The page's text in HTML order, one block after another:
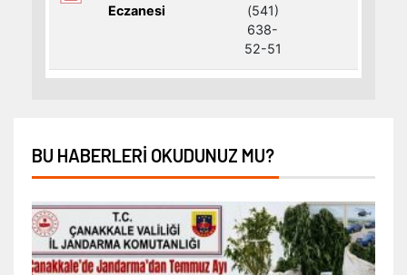
BU HABERLERI OKUDUNUZ MU?